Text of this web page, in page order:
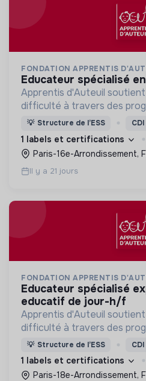
FONDATION APPRENTIS
educateur spécialisé
Apprentis d'Auteuil
difficulté à travers des
d’éducation, de formation
permettre de devenir des
debout.
💡 Structure de l’ESS CDI
1 labels et certifications
Paris-16e-Arrondissement,
Il y a 21 jours
FONDATION APPRENTIS
educateur spécialisé expérimenté-accueil
educatif de jour-h/f
Apprentis d'Auteuil
difficulté à travers des
d’éducation, de formation
permettre de devenir des
debout.
💡 Structure de l’ESS CDI
1 labels et certifications
Paris-18e-Arrondissement,